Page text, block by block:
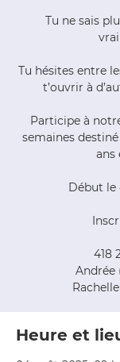
Tu ne sais
Tu hésites entre
t’ouvrir à
Participe à
semaines
ans
Début le
418
Andrée
Heure et